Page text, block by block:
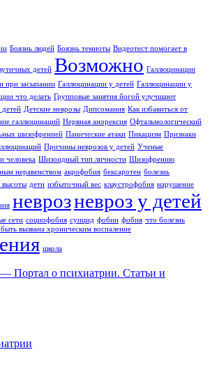
Боязнь людей Боязнь темноты Видеотест помогает в
детей Возможно Галлюцинации
при засыпании Галлюцинации у детей Галлюцинации у
что делать Групповые занятия йогой улучшают
детей Детские неврозы Дипсомания Как избавиться от
галлюцинаций Нервная анорексия Офтальмологический
шизофренией Панические атаки Пикацизм Признаки
Причины неврозов у детей Ученые
человека Шизоидный тип личности Шизофрению
неравенством акрофобия бексаротен болезнь
высоты дети избыточный вес клаустрофобия нарушение
неврозневроз у детей
сети социофобия суицид фобии фобия что болезнь
вызвана хроническим воспаление
школа
— Портал о психиатрии. Статьи и